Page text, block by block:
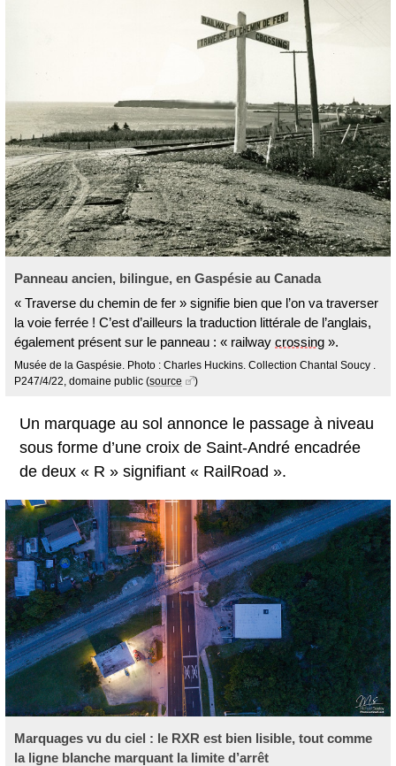
Panneau ancien, bilingue, en Gaspésie au Canada
« Traverse du chemin de fer » signifie bien que l’on va traverser
la voie ferrée ! C’est d’ailleurs la traduction littérale de l’anglais,
également présent sur le panneau : « railway crossing ».
Musée de la Gaspésie. Photo : Charles Huckins. Collection Chantal Soucy .
P247/4/22, domaine public (source )
Un marquage au sol annonce le passage à niveau
sous forme d’une croix de Saint-André encadrée
de deux « R » signifiant « RailRoad ».
Marquages vu du ciel : le RXR est bien lisible, tout comme
la ligne blanche marquant la limite d’arrêt